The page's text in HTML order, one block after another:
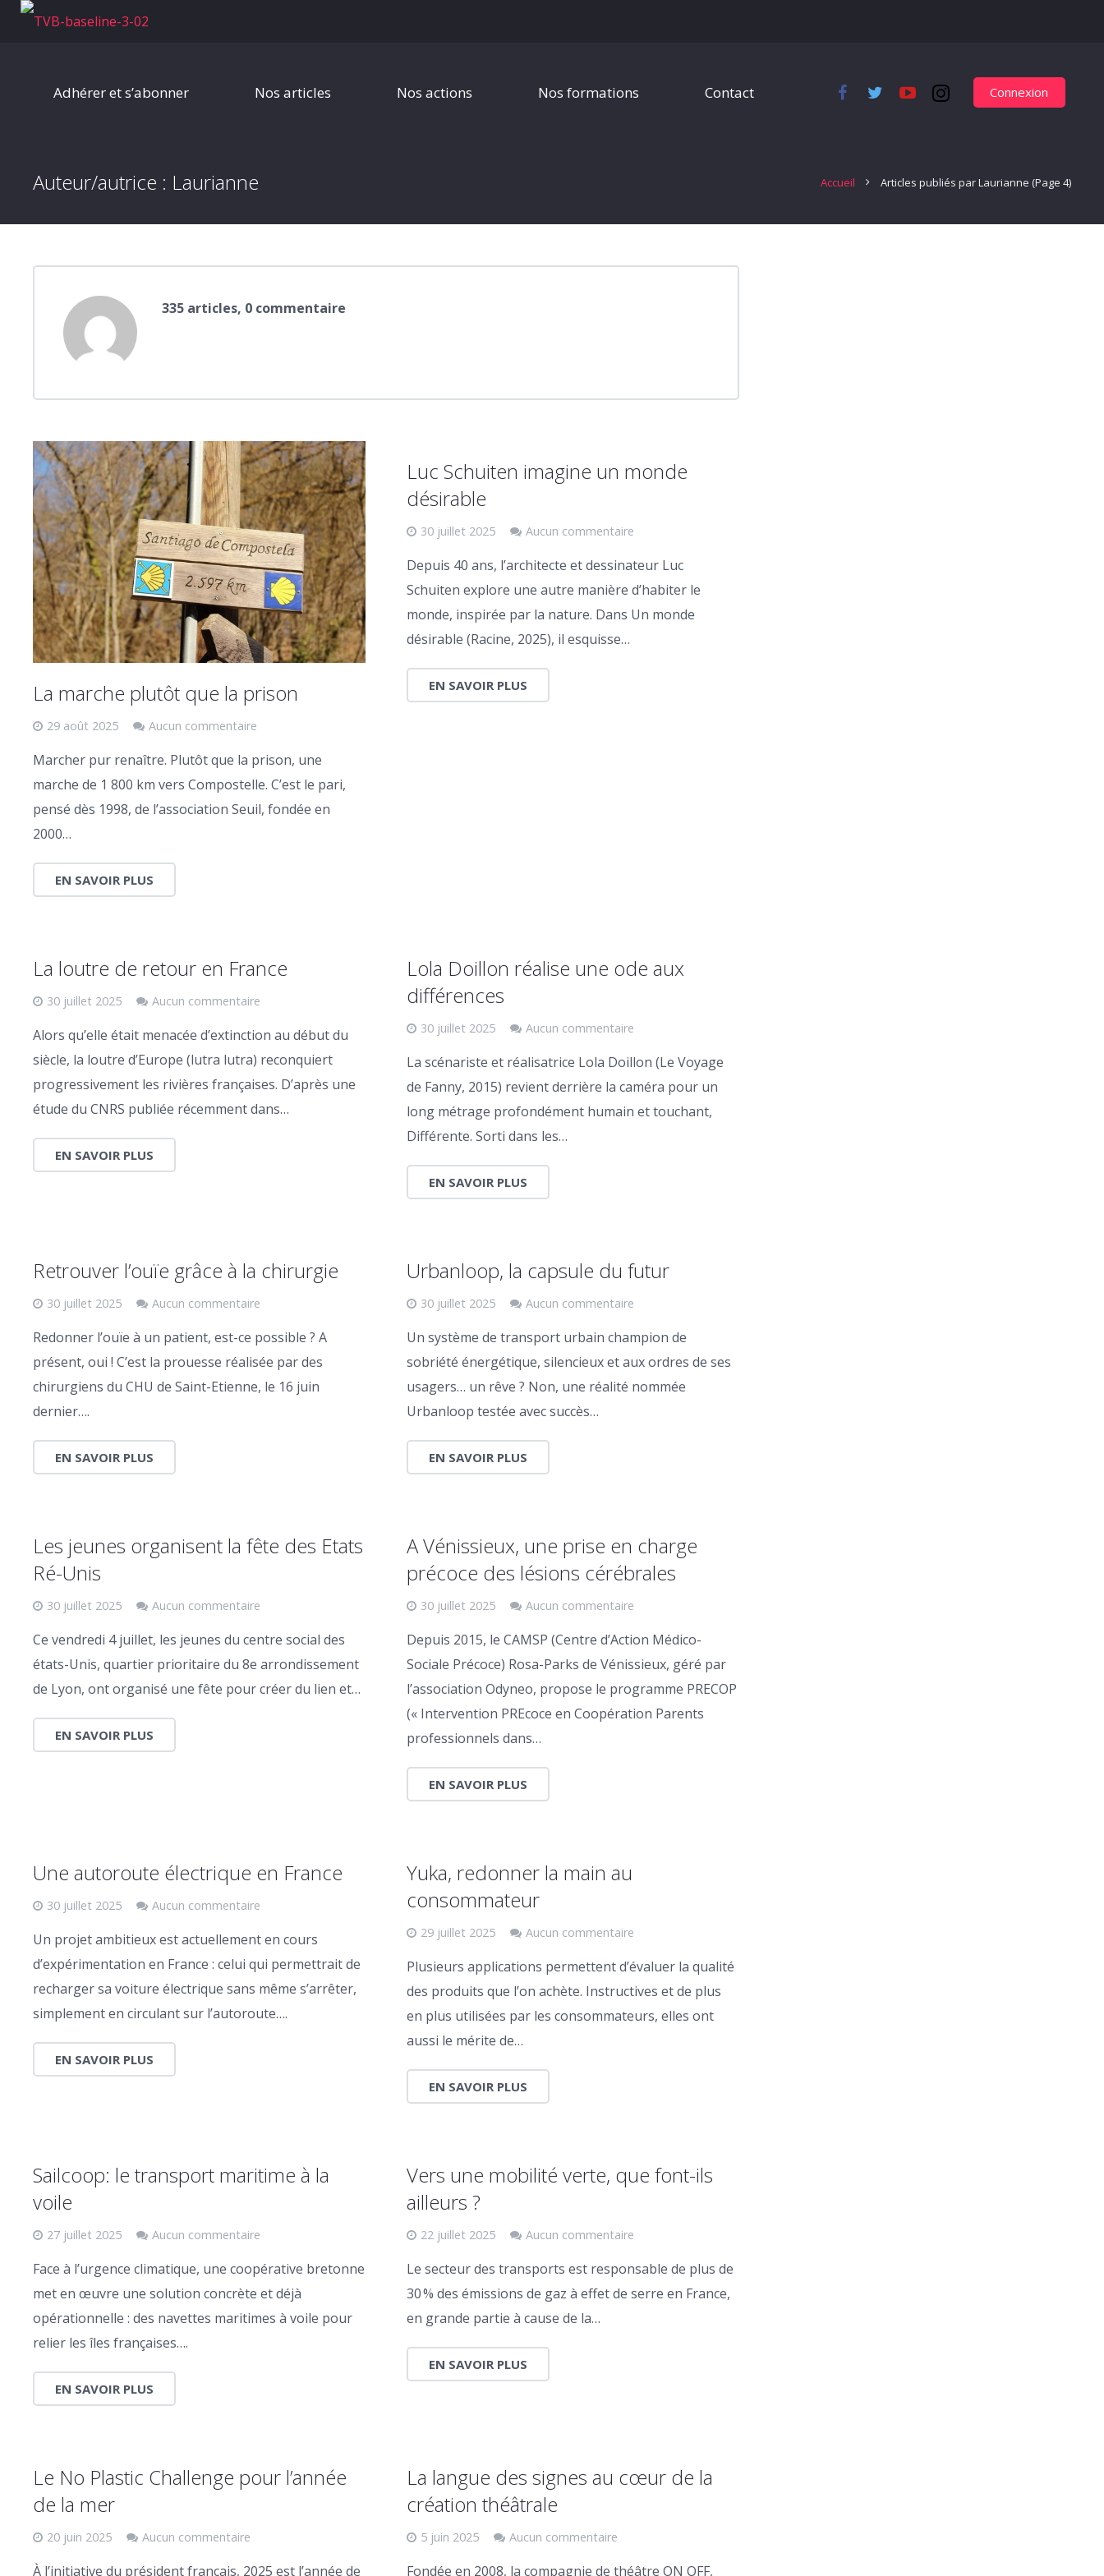
Adhérer et s’abonner Nos articles Nos actions Nos formations Contact Connexion
Auteur/autrice : Laurianne Accueil Articles publiés par Laurianne (Page 4)
335 articles, 0 commentaire
La marche plutôt que la prison
29 août 2025 Aucun commentaire
Marcher pur renaître. Plutôt que la prison, une
marche de 1 800 km vers Compostelle. C’est le pari,
pensé dès 1998, de l’association Seuil, fondée en
2000…
EN SAVOIR PLUS
Luc Schuiten imagine un monde
désirable
30 juillet 2025 Aucun commentaire
Depuis 40 ans, l’architecte et dessinateur Luc
Schuiten explore une autre manière d’habiter le
monde, inspirée par la nature. Dans Un monde
désirable (Racine, 2025), il esquisse…
EN SAVOIR PLUS
La loutre de retour en France
30 juillet 2025 Aucun commentaire
Alors qu’elle était menacée d’extinction au début du
siècle, la loutre d’Europe (lutra lutra) reconquiert
progressivement les rivières françaises. D’après une
étude du CNRS publiée récemment dans…
EN SAVOIR PLUS
Lola Doillon réalise une ode aux
différences
30 juillet 2025 Aucun commentaire
La scénariste et réalisatrice Lola Doillon (Le Voyage
de Fanny, 2015) revient derrière la caméra pour un
long métrage profondément humain et touchant,
Différente. Sorti dans les…
EN SAVOIR PLUS
Retrouver l’ouïe grâce à la chirurgie
30 juillet 2025 Aucun commentaire
Redonner l’ouïe à un patient, est-ce possible ? A
présent, oui ! C’est la prouesse réalisée par des
chirurgiens du CHU de Saint-Etienne, le 16 juin
dernier….
EN SAVOIR PLUS
Urbanloop, la capsule du futur
30 juillet 2025 Aucun commentaire
Un système de transport urbain champion de
sobriété énergétique, silencieux et aux ordres de ses
usagers… un rêve ? Non, une réalité nommée
Urbanloop testée avec succès…
EN SAVOIR PLUS
Les jeunes organisent la fête des Etats
Ré-Unis
30 juillet 2025 Aucun commentaire
Ce vendredi 4 juillet, les jeunes du centre social des
états-Unis, quartier prioritaire du 8e arrondissement
de Lyon, ont organisé une fête pour créer du lien et…
EN SAVOIR PLUS
A Vénissieux, une prise en charge
précoce des lésions cérébrales
30 juillet 2025 Aucun commentaire
Depuis 2015, le CAMSP (Centre d’Action Médico-
Sociale Précoce) Rosa-Parks de Vénissieux, géré par
l’association Odyneo, propose le programme PRECOP
(« Intervention PREcoce en Coopération Parents
professionnels dans…
EN SAVOIR PLUS
Une autoroute électrique en France
30 juillet 2025 Aucun commentaire
Un projet ambitieux est actuellement en cours
d’expérimentation en France : celui qui permettrait de
recharger sa voiture électrique sans même s’arrêter,
simplement en circulant sur l’autoroute….
EN SAVOIR PLUS
Yuka, redonner la main au
consommateur
29 juillet 2025 Aucun commentaire
Plusieurs applications permettent d’évaluer la qualité
des produits que l’on achète. Instructives et de plus
en plus utilisées par les consommateurs, elles ont
aussi le mérite de…
EN SAVOIR PLUS
Sailcoop: le transport maritime à la
voile
27 juillet 2025 Aucun commentaire
Face à l’urgence climatique, une coopérative bretonne
met en œuvre une solution concrète et déjà
opérationnelle : des navettes maritimes à voile pour
relier les îles françaises….
EN SAVOIR PLUS
Vers une mobilité verte, que font-ils
ailleurs ?
22 juillet 2025 Aucun commentaire
Le secteur des transports est responsable de plus de
30 % des émissions de gaz à effet de serre en France,
en grande partie à cause de la…
EN SAVOIR PLUS
Le No Plastic Challenge pour l’année
de la mer
20 juin 2025 Aucun commentaire
À l’initiative du président français, 2025 est l’année de
La langue des signes au cœur de la
création théâtrale
5 juin 2025 Aucun commentaire
Fondée en 2008, la compagnie de théâtre ON OFF,